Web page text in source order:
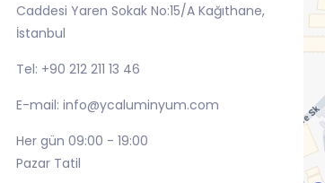
Caddesi Yaren Sokak No:15/A Kağıthane,
İstanbul
Tel: +90 212 211 13 46
E-mail: info@ycaluminyum.com
Her gün 09:00 - 19:00
Pazar Tatil